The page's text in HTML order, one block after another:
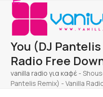
Skip
content
Open
mobile
menu
Close
mobile
menu
You (DJ
Radio Free
vanilla radio για καφέ -
Pantelis Remix) - Vanilla